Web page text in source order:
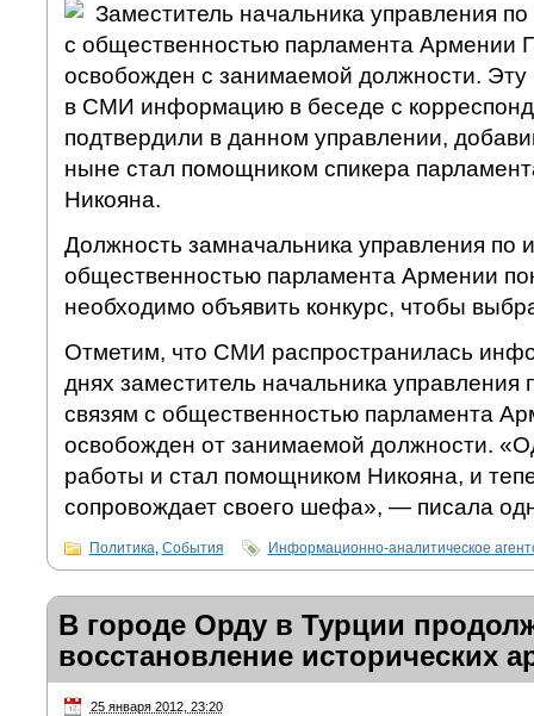
Заместитель начальника управления
с общественностью парламента Армении
освобожден с занимаемой должности.
в СМИ информацию в беседе с
подтвердили в данном управлении,
ныне стал помощником спикера
Никояна.
Должность замначальника управления по
общественностью парламента Армении
необходимо объявить конкурс, чтобы
Отметим, что СМИ распространилась
днях заместитель начальника
связям с общественностью парламента
освобожден от занимаемой должности.
работы и стал помощником Никояна, и
сопровождает своего шефа», — писала
Политика, События Информационно-аналитическое
В городе Орду в Турции
восстановление исторических
25 января 2012, 23:20